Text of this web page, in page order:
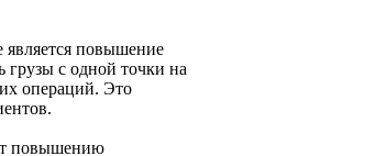
является повышение
с одной точки на
операций. Это
повышению